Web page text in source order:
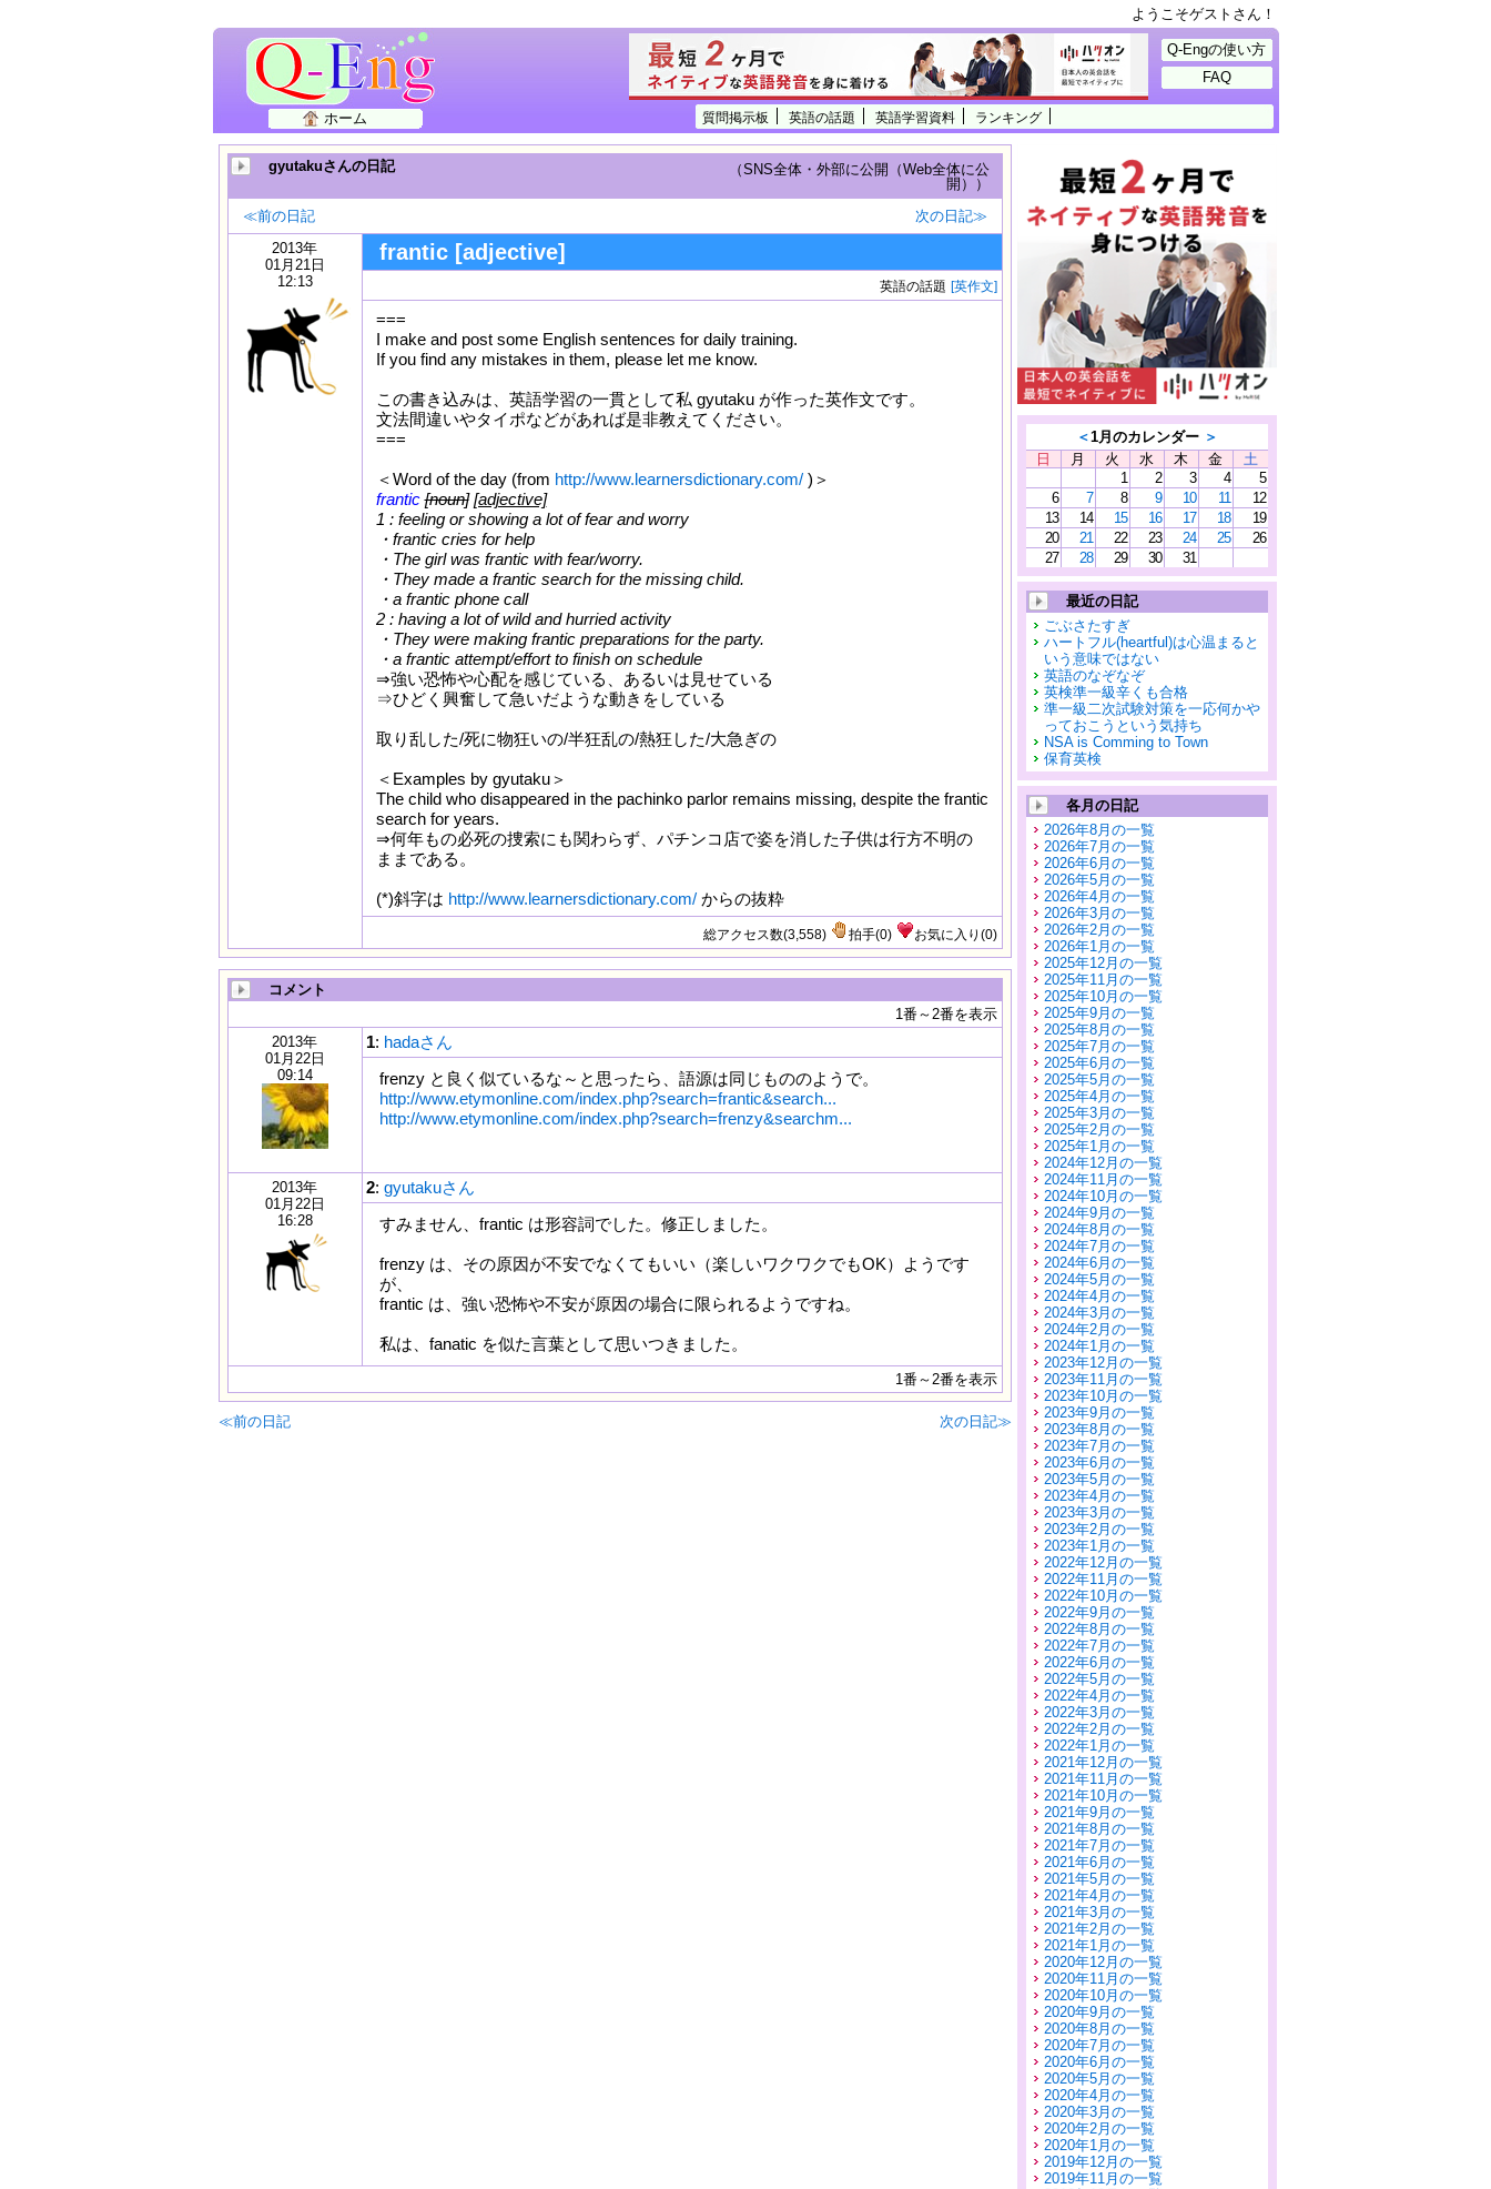
ようこそゲストさん！
質問掲示板 英語の話題 英語学習資料 ランキング
ホーム
Q-Engの使い方
FAQ
gyutakuさんの日記
（SNS全体・外部に公開（Web全体に公
開））
≪前の日記
次の日記≫
2013年
01月21日
12:13
frantic [adjective]
英語の話題 [英作文]
===
I make and post some English sentences for daily training.
If you find any mistakes in them, please let me know.
この書き込みは、英語学習の一貫として私 gyutaku が作った英作文です。
文法間違いやタイポなどがあれば是非教えてください。
===
＜Word of the day (from http://www.learnersdictionary.com/)＞
frantic [noun] [adjective]
1 : feeling or showing a lot of fear and worry
・frantic cries for help
・The girl was frantic with fear/worry.
・They made a frantic search for the missing child.
・a frantic phone call
2 : having a lot of wild and hurried activity
・They were making frantic preparations for the party.
・a frantic attempt/effort to finish on schedule
⇒強い恐怖や心配を感じている、あるいは見せている
⇒ひどく興奮して急いだような動きをしている
取り乱した/死に物狂いの/半狂乱の/熱狂した/大急ぎの
＜Examples by gyutaku＞
The child who disappeared in the pachinko parlor remains missing, despite the frantic
search for years.
⇒何年もの必死の捜索にも関わらず、パチンコ店で姿を消した子供は行方不明の
ままである。
(*)斜字は http://www.learnersdictionary.com/からの抜粋
総アクセス数(3,558) 拍手(0) お気に入り (0)
コメント
1番～2番を表示
2013年
01月22日
09:14
1: hadaさん
frenzy と良く似ているな～と思ったら、語源は同じもののようで。
http://www.etymonline.com/index.php?search=frantic&search...
http://www.etymonline.com/index.php?search=frenzy&searchm...
2013年
01月22日
16:28
2: gyutakuさん
すみません、frantic は形容詞でした。修正しました。
frenzy は、その原因が不安でなくてもいい（楽しいワクワクでもOK）ようです
が、
frantic は、強い恐怖や不安が原因の場合に限られるようですね。
私は、fanatic を似た言葉として思いつきました。
1番～2番を表示
≪前の日記 次の日記≫
＜1月のカレンダー ＞
日
月 火 水 木 金
土
1
2 3 4
5
6
7 8 9 10 11
12
13
14 15 16 17 18
19
20
21 22 23 24 25
26
27
28 29 30 31
最近の日記
ごぶさたすぎ
ハートフル(heartful)は心温まると
いう意味ではない
英語のなぞなぞ
英検準一級辛くも合格
準一級二次試験対策を一応何かや
っておこうという気持ち
NSA is Comming to Town
保育英検
各月の日記
2026年8月の一覧
2026年7月の一覧
2026年6月の一覧
2026年5月の一覧
2026年4月の一覧
2026年3月の一覧
2026年2月の一覧
2026年1月の一覧
2025年12月の一覧
2025年11月の一覧
2025年10月の一覧
2025年9月の一覧
2025年8月の一覧
2025年7月の一覧
2025年6月の一覧
2025年5月の一覧
2025年4月の一覧
2025年3月の一覧
2025年2月の一覧
2025年1月の一覧
2024年12月の一覧
2024年11月の一覧
2024年10月の一覧
2024年9月の一覧
2024年8月の一覧
2024年7月の一覧
2024年6月の一覧
2024年5月の一覧
2024年4月の一覧
2024年3月の一覧
2024年2月の一覧
2024年1月の一覧
2023年12月の一覧
2023年11月の一覧
2023年10月の一覧
2023年9月の一覧
2023年8月の一覧
2023年7月の一覧
2023年6月の一覧
2023年5月の一覧
2023年4月の一覧
2023年3月の一覧
2023年2月の一覧
2023年1月の一覧
2022年12月の一覧
2022年11月の一覧
2022年10月の一覧
2022年9月の一覧
2022年8月の一覧
2022年7月の一覧
2022年6月の一覧
2022年5月の一覧
2022年4月の一覧
2022年3月の一覧
2022年2月の一覧
2022年1月の一覧
2021年12月の一覧
2021年11月の一覧
2021年10月の一覧
2021年9月の一覧
2021年8月の一覧
2021年7月の一覧
2021年6月の一覧
2021年5月の一覧
2021年4月の一覧
2021年3月の一覧
2021年2月の一覧
2021年1月の一覧
2020年12月の一覧
2020年11月の一覧
2020年10月の一覧
2020年9月の一覧
2020年8月の一覧
2020年7月の一覧
2020年6月の一覧
2020年5月の一覧
2020年4月の一覧
2020年3月の一覧
2020年2月の一覧
2020年1月の一覧
2019年12月の一覧
2019年11月の一覧